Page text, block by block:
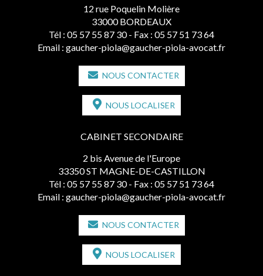
12 rue Poquelin Molière
33000 BORDEAUX
Tél : 05 57 55 87 30 - Fax : 05 57 51 73 64
Email : gaucher-piola@gaucher-piola-avocat.fr
NOUS CONTACTER
NOUS LOCALISER
CABINET SECONDAIRE
2 bis Avenue de l'Europe
33350 ST MAGNE-DE-CASTILLON
Tél : 05 57 55 87 30 - Fax : 05 57 51 73 64
Email : gaucher-piola@gaucher-piola-avocat.fr
NOUS CONTACTER
NOUS LOCALISER